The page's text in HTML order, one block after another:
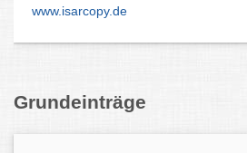
www.isarcopy.de
Grundeinträge